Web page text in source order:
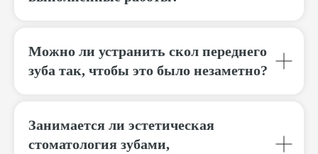
Можно ли устранить скол переднего
зуба так, чтобы это было незаметно?
Занимается ли эстетическая
стоматология зубами,